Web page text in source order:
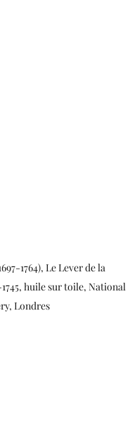
1764), Le Lever de la
huile sur toile, National
Londres